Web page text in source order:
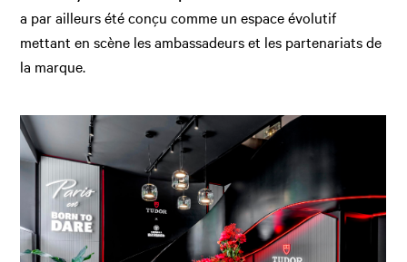
a par ailleurs été conçu comme un espace évolutif
mettant en scène les ambassadeurs et les partenariats de
la marque.